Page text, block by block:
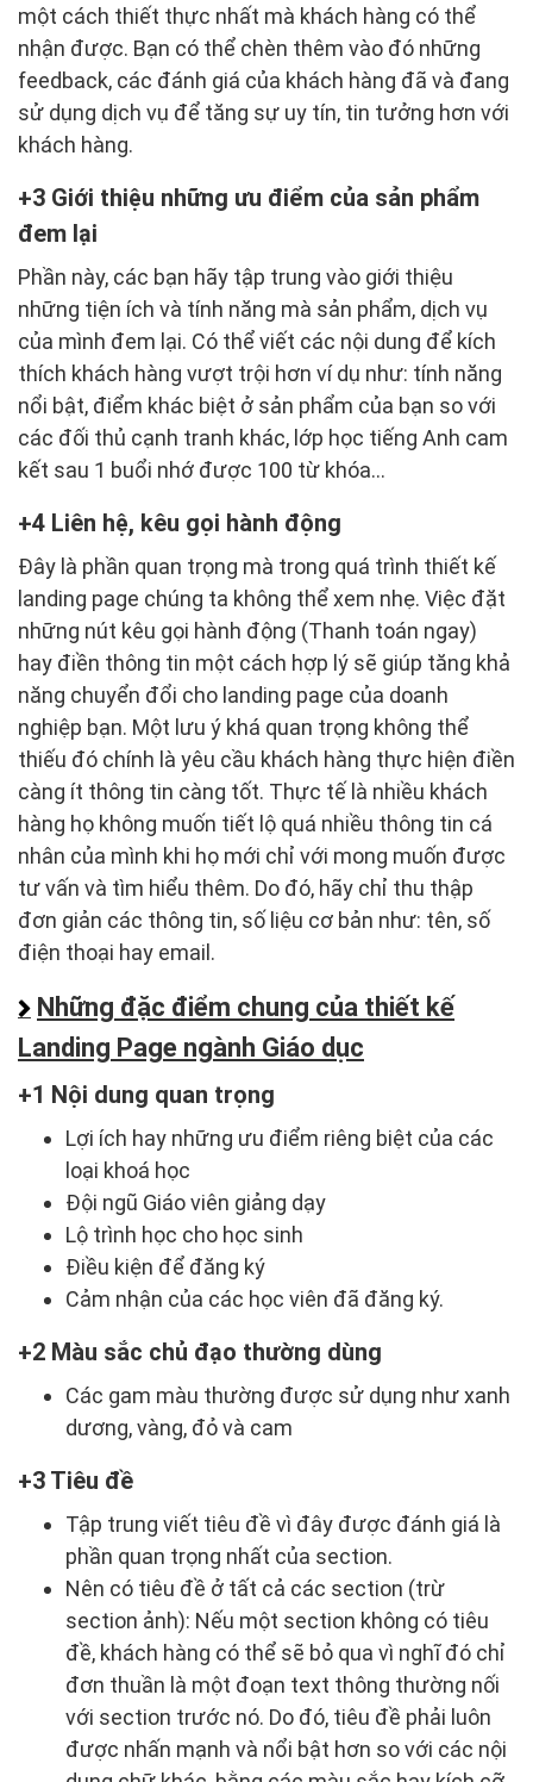
một cách thiết thực nhất mà khách hàng có thể
nhận được. Bạn có thể chèn thêm vào đó những
feedback, các đánh giá của khách hàng đã và đang
sử dụng dịch vụ để tăng sự uy tín, tin tưởng hơn với
khách hàng.
3 Giới thiệu những ưu điểm của sản phẩm
đem lại
Phần này, các bạn hãy tập trung vào giới thiệu
những tiện ích và tính năng mà sản phẩm, dịch vụ
của mình đem lại. Có thể viết các nội dung để kích
thích khách hàng vượt trội hơn ví dụ như: tính năng
nổi bật, điểm khác biệt ở sản phẩm của bạn so với
các đối thủ cạnh tranh khác, lớp học tiếng Anh cam
kết sau 1 buổi nhớ được 100 từ khóa…
4 Liên hệ, kêu gọi hành động
Đây là phần quan trọng mà trong quá trình thiết kế
landing page chúng ta không thể xem nhẹ. Việc đặt
những nút kêu gọi hành động (Thanh toán ngay)
hay điền thông tin một cách hợp lý sẽ giúp tăng khả
năng chuyển đổi cho landing page của doanh
nghiệp bạn. Một lưu ý khá quan trọng không thể
thiếu đó chính là yêu cầu khách hàng thực hiện điền
càng ít thông tin càng tốt. Thực tế là nhiều khách
hàng họ không muốn tiết lộ quá nhiều thông tin cá
nhân của mình khi họ mới chỉ với mong muốn được
tư vấn và tìm hiểu thêm. Do đó, hãy chỉ thu thập
đơn giản các thông tin, số liệu cơ bản như: tên, số
điện thoại hay email.
Những đặc điểm chung của thiết kế
Landing Page ngành Giáo dục
1 Nội dung quan trọng
Lợi ích hay những ưu điểm riêng biệt của các
loại khoá học
Đội ngũ Giáo viên giảng dạy
Lộ trình học cho học sinh
Điều kiện để đăng ký
Cảm nhận của các học viên đã đăng ký.
2 Màu sắc chủ đạo thường dùng
Các gam màu thường được sử dụng như xanh
dương, vàng, đỏ và cam
3 Tiêu đề
Tập trung viết tiêu đề vì đây được đánh giá là
phần quan trọng nhất của section.
Nên có tiêu đề ở tất cả các section (trừ
section ảnh): Nếu một section không có tiêu
đề, khách hàng có thể sẽ bỏ qua vì nghĩ đó chỉ
đơn thuần là một đoạn text thông thường nối
với section trước nó. Do đó, tiêu đề phải luôn
được nhấn mạnh và nổi bật hơn so với các nội